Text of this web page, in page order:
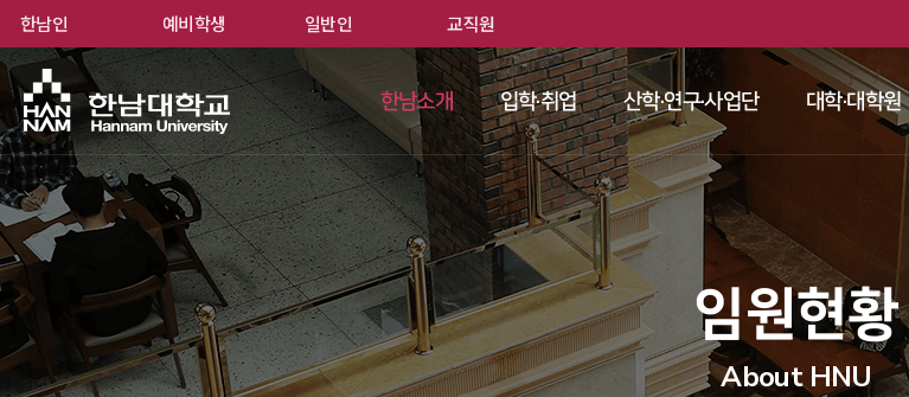
한남대학교
한남소개 입학·취업 산학·연구·사업단 대학·대학원
임원현황
About HNU
한남인 예비학생 일반인 교직원